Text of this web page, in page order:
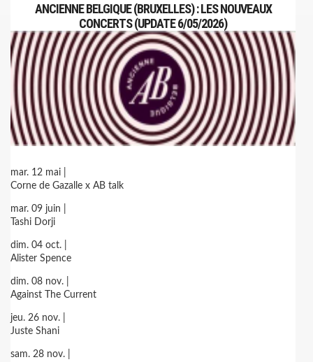
ANCIENNE BELGIQUE (BRUXELLES) : LES NOUVEAUX
CONCERTS (UPDATE 6/05/2026)
mar. 12 mai |
Corne de Gazalle x AB talk
mar. 09 juin |
Tashi Dorji
dim. 04 oct. |
Alister Spence
dim. 08 nov. |
Against The Current
jeu. 26 nov. |
Juste Shani
sam. 28 nov. |